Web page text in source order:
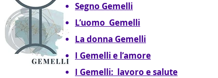
Segno Gemelli
L’uomo Gemelli
La donna Gemelli
I Gemelli e l’amore
I Gemelli: lavoro e salute